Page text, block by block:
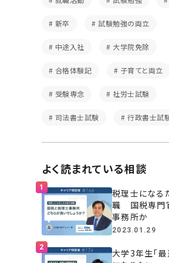
新卒 試験勉強の両立
中途入社 大学院免除
合格体験記 子育てと両立
受験専念 社労士試験
司法書士試験 行政書士試
よく読まれている相談
税理士になる
職 国税専門
事務所か
2023.01.29
大学3年生「